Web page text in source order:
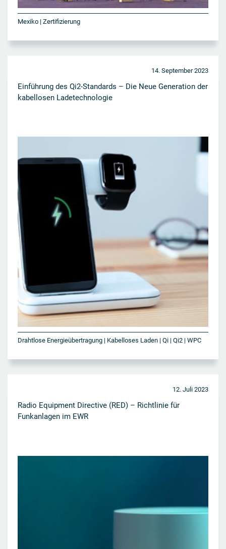
Mexiko | Zertifizierung
14. September 2023
Einführung des Qi2-Standards – Die Neue Generation der
kabellosen Ladetechnologie
Drahtlose Energieübertragung | Kabelloses Laden | Qi | Qi2 | WPC
12. Juli 2023
Radio Equipment Directive (RED) – Richtlinie für
Funkanlagen im EWR